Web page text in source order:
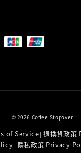
© 2026 Coffee Stopover
of Service | 退換貨政策
| 隱私政策 Privacy